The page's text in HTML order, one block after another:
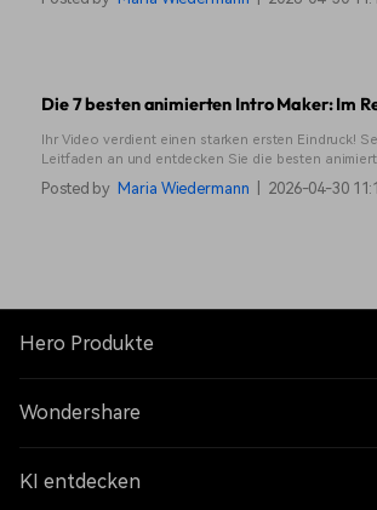
Die 7 besten animierten Intro Maker: Im
Ihr Video verdient einen starken ersten Eindruck!
Leitfaden an und entdecken Sie die besten
mobilen Apps bis hin zu kostenlosen Online-Tools,
perfekte Tool für sich.
Posted by Maria Wiedermann 2026-04-30
Hero Produkte
Wondershare
KI entdecken